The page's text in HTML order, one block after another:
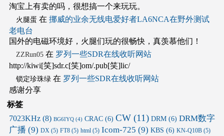
淘宝上有卖的吗，很想搞一个来玩玩。
火腿蛋 在 挪威的业余无线电爱好者LA6NCA在野外测试
老电台
国外的电磁环境好，火腿们玩的很畅快，真羡慕他们！
ZZRun05在 罗列一些SDR在线收听网站
http://kiwi[笑]sdr.c[笑]om/.pub[笑]lic/
锁定珍珠绿在 罗列一些SDR在线收听网站
感谢分享
标签
7023KHz(8) BG6IYQ(4) CRAC(6) CW(11) DRM(6) DRM数字
广播 (9) DX(5) FT8(5) html(5) Icom-725 (9) KBS (6) KN-Q10B(5)